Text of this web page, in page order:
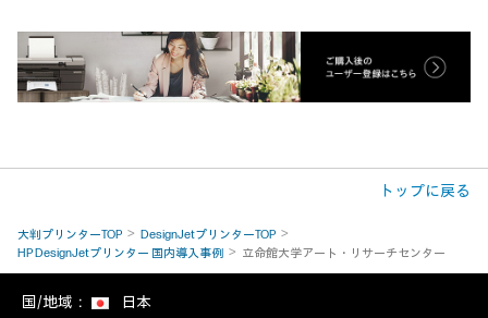
トップに戻る
大判プリンターTOP
DesignJetプリンターTOP
HP DesignJetプリンター 国内導入事例
立命館大学アート・リサーチセンター
国/地域： 日本